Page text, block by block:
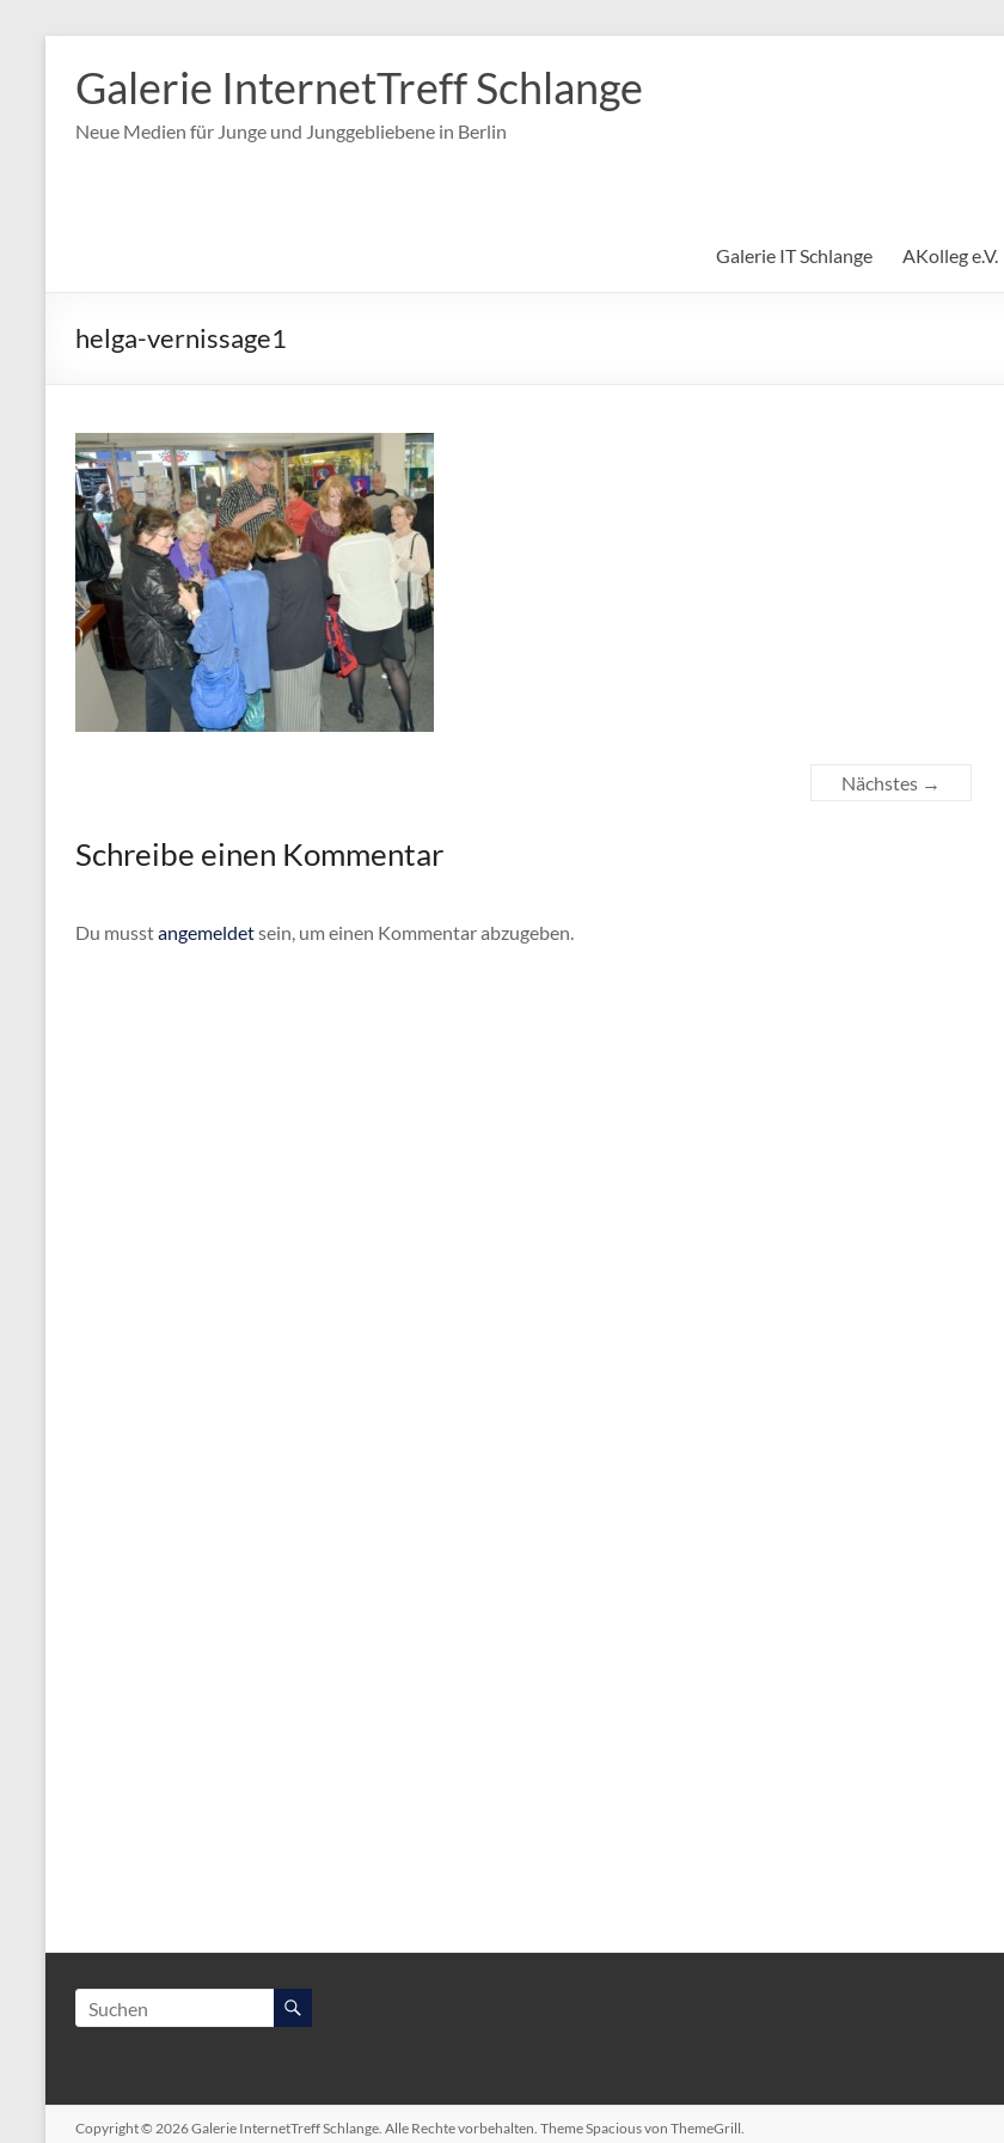
Inhalt
springen
Galerie InternetTreff Schlange
Neue Medien für Junge und Junggebliebene in Berlin
Galerie IT Schlange AKolleg e.V.
helga-vernissage1
Nächstes →
Schreibe einen Kommentar
Du musstangemeldetsein, um einen Kommentar abzugeben.
Copyright © 2026Galerie InternetTreff Schlange. Alle Rechte vorbehalten. ThemeSpaciousvon ThemeGrill.